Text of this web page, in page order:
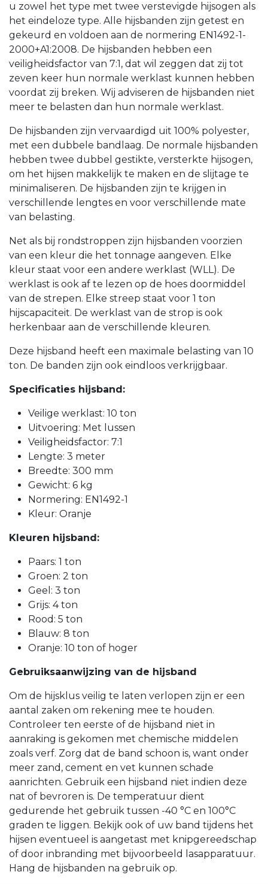
u zowel het type met twee verstevigde hijsogen als
het eindeloze type. Alle hijsbanden zijn getest en
gekeurd en voldoen aan de normering EN1492-1-
2000+A1:2008. De hijsbanden hebben een
veiligheidsfactor van 7:1, dat wil zeggen dat zij tot
zeven keer hun normale werklast kunnen hebben
voordat zij breken. Wij adviseren de hijsbanden niet
meer te belasten dan hun normale werklast.
De hijsbanden zijn vervaardigd uit 100% polyester,
met een dubbele bandlaag. De normale hijsbanden
hebben twee dubbel gestikte, versterkte hijsogen,
om het hijsen makkelijk te maken en de slijtage te
minimaliseren. De hijsbanden zijn te krijgen in
verschillende lengtes en voor verschillende mate
van belasting.
Net als bij rondstroppen zijn hijsbanden voorzien
van een kleur die het tonnage aangeven. Elke
kleur staat voor een andere werklast (WLL). De
werklast is ook af te lezen op de hoes doormiddel
van de strepen. Elke streep staat voor 1 ton
hijscapaciteit. De werklast van de strop is ook
herkenbaar aan de verschillende kleuren.
Deze hijsband heeft een maximale belasting van 10
ton. De banden zijn ook eindloos verkrijgbaar.
Specificaties hijsband:
Veilige werklast: 10 ton
Uitvoering: Met lussen
Veiligheidsfactor: 7:1
Lengte: 3 meter
Breedte: 300 mm
Gewicht: 6 kg
Normering: EN1492-1
Kleur: Oranje
Kleuren hijsband:
Paars: 1 ton
Groen: 2 ton
Geel: 3 ton
Grijs: 4 ton
Rood: 5 ton
Blauw: 8 ton
Oranje: 10 ton of hoger
Gebruiksaanwijzing van de hijsband
Om de hijsklus veilig te laten verlopen zijn er een
aantal zaken om rekening mee te houden.
Controleer ten eerste of de hijsband niet in
aanraking is gekomen met chemische middelen
zoals verf. Zorg dat de band schoon is, want onder
meer zand, cement en vet kunnen schade
aanrichten. Gebruik een hijsband niet indien deze
nat of bevroren is. De temperatuur dient
gedurende het gebruik tussen -40 °C en 100°C
graden te liggen. Bekijk ook of uw band tijdens het
hijsen eventueel is aangetast met knipgereedschap
of door inbranding met bijvoorbeeld lasapparatuur.
Hang de hijsbanden na gebruik op.